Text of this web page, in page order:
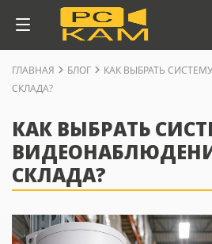
ГЛАВНАЯ БЛОГ
КАК ВЫБРАТЬ
СКЛАДА?
КАК ВЫБРАТЬ
СКЛАДА?